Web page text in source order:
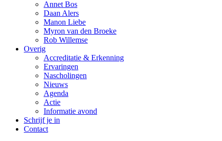
Annet Bos
Daan Alers
Manon Liebe
Myron van den Broeke
Rob Willemse
Overig
Accreditatie & Erkenning
Ervaringen
Nascholingen
Nieuws
Agenda
Actie
Informatie avond
Schrijf je in
Contact